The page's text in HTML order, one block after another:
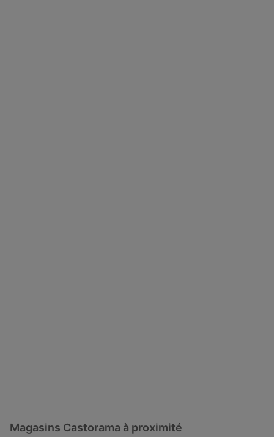
Magasins Castorama à proximité